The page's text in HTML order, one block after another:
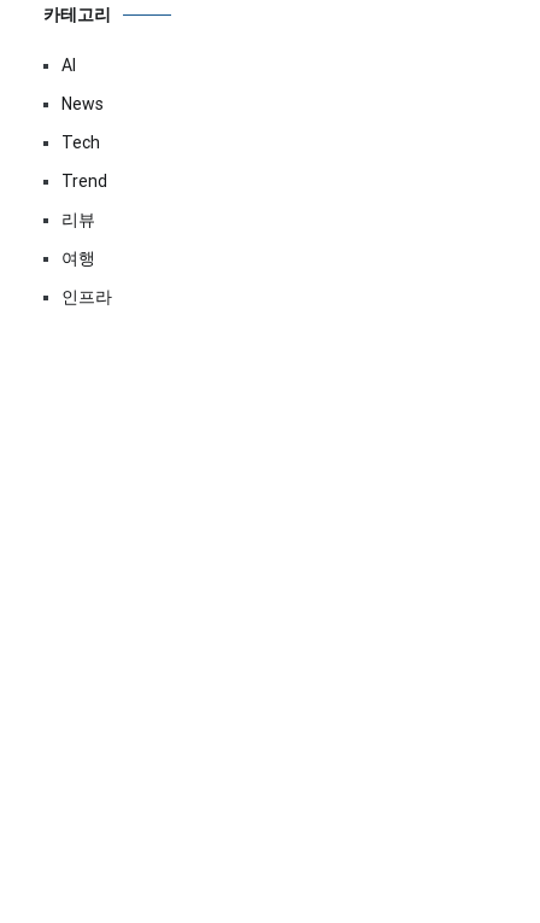
카테고리
AI
News
Tech
Trend
리뷰
여행
인프라